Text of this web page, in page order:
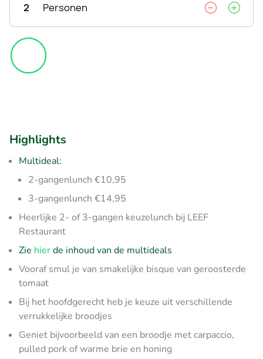
2 Personen
Highlights
Multideal:
2-gangenlunch €10,95
3-gangenlunch €14,95
Heerlijke 2- of 3-gangen keuzelunch bij LEEF
Restaurant
Zie hierde inhoud van de multideals
Vooraf smul je van smakelijke bisque van geroosterde
tomaat
Bij het hoofdgerecht heb je keuze uit verschillende
verrukkelijke broodjes
Geniet bijvoorbeeld van een broodje met carpaccio,
pulled pork of warme brie en honing